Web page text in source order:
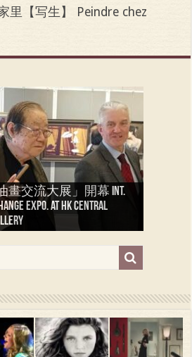
里【写生】 Peindre chez
畫交流大展」開幕 Int.
expo. at HK Central
朗索瓦·巴夫萨尔 Artiste
展」 — 疫情后将重现
at Hong Kong Central Library
旅游写生一个月】
】( 2 ) Peindre en
】( 1 ) Peindre en